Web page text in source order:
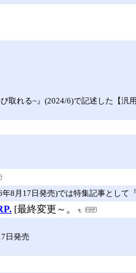
れる~』(2024/6)で記述した【
8月17日発売)では特集記事とし
[最終変更～。
日発売